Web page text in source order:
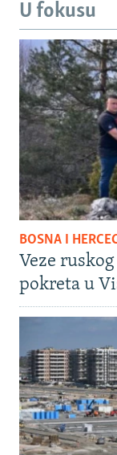
U fokusu
BOSNA I
Veze
pokreta u